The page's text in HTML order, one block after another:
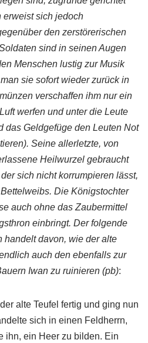
erweist sich jedoch
den zerstörerischen
sind in seinen Augen
Menschen lustig zur Musik
sie sofort wieder zurück in
verschaffen ihm nur ein
werfen und unter die Leute
das Geldgefüge den Leuten Not
Seine allerletzte, von
Heilwurzel gebraucht
sich nicht korrumpieren lässt,
Die Königstochter
auch ohne das Zaubermittel
einbringt. Der folgende
handelt davon, wie der alte
auch den ebenfalls zur
Iwan zu ruinieren (pb):
alte Teufel fertig und ging nun
sich in einen Feldherrn,
ihn, ein Heer zu bilden. Ein